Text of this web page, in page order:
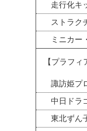
走行化キ
ストラク
ミニカー
【プラフィ
諏訪姫プ
中日ドラ
東北ずん